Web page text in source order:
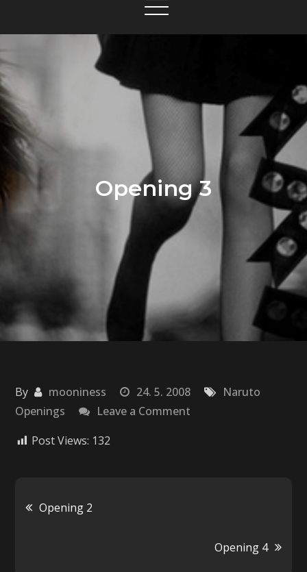
Opening 3
By mooniness 24. 5. 2008
Naruto
Openings
Leave a Comment
Post Views: 132
Navigácia
Opening 2
Opening 4